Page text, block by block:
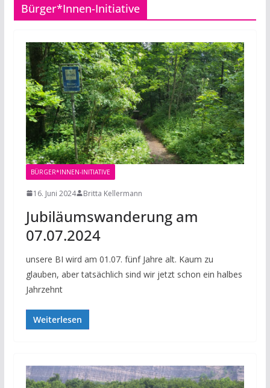
Bürger*Innen-Initiative
BÜRGER*INNEN-INITIATIVE
16. Juni 2024 Britta Kellermann
Jubiläumswanderung am
07.07.2024
unsere BI wird am 01.07. fünf Jahre alt. Kaum zu
glauben, aber tatsächlich sind wir jetzt schon ein halbes
Jahrzehnt
Weiterlesen